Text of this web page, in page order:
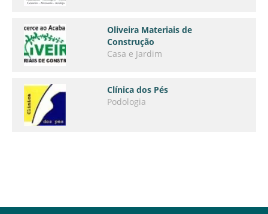
Oliveira Materiais de
Construção
Casa e Jardim
Clínica dos Pés
Podologia